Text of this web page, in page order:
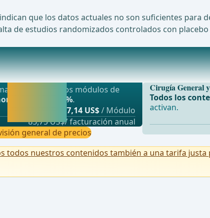
que los datos actuales no son suficientes para
de estudios randomizados controlados con
compleja en
flexible nuestros módulos de
hasta un 50%.
7,14 US$/ Módulo
85,75 US$/ facturación anual
general de precios
Cirugía General
Todos los
activan.
todos nuestros contenidos también a una tarifa justa